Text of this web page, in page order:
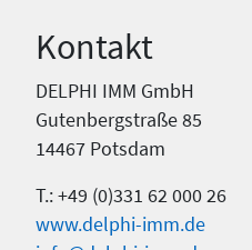
Kontakt
DELPHI IMM GmbH
Gutenbergstraße 85
14467 Potsdam
T.: +49 (0)331 62 000 26
www.delphi-imm.de